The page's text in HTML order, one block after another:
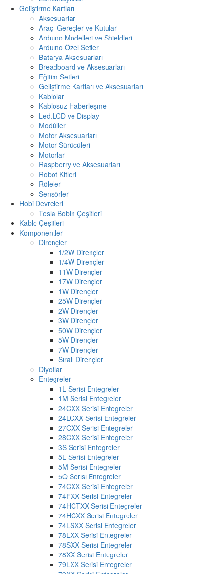
Geliştirme Kartları
Aksesuarlar
Araç, Gereçler ve Kutular
Arduıno Modelleri ve Shieldleri
Arduıno Özel Setler
Batarya Aksesuarları
Breadboard ve Aksesuarları
Eğitim Setleri
Geliştirme Kartları ve Aksesuarları
Kablolar
Kablosuz Haberleşme
Led,LCD ve Display
Modüller
Motor Aksesuarları
Motor Sürücüleri
Motorlar
Raspberry ve Aksesuarları
Robot Kitleri
Röleler
Sensörler
Hobi Devreleri
Tesla Bobin Çeşitleri
Kablo Çeşitleri
Komponentler
Dirençler
1/2W Dirençler
1/4W Dirençler
11W Dirençler
17W Dirençler
1W Dirençler
25W Dirençler
2W Dirençler
3W Dirençler
50W Dirençler
5W Dirençler
7W Dirençler
Sıralı Dirençler
Diyotlar
Entegreler
1L Serisi Entegreler
1M Serisi Entegreler
24CXX Serisi Entegreler
24LCXX Serisi Entegreler
27CXX Serisi Entegreler
28CXX Serisi Entegreler
3S Serisi Entegreler
5L Serisi Entegreler
5M Serisi Entegreler
5Q Serisi Entegreler
74CXX Serisi Entegreler
74FXX Serisi Entegreler
74HCTXX Serisi Entegreler
74HCXX Serisi Entegreler
74LSXX Serisi Entegreler
78LXX Serisi Entegreler
78SXX Serisi Entegreler
78XX Serisi Entegreler
79LXX Serisi Entegreler